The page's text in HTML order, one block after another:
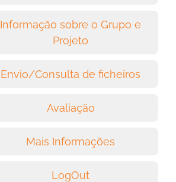
Informação sobre o Grupo e
Projeto
Envio/Consulta de ficheiros
Avaliação
Mais Informações
LogOut